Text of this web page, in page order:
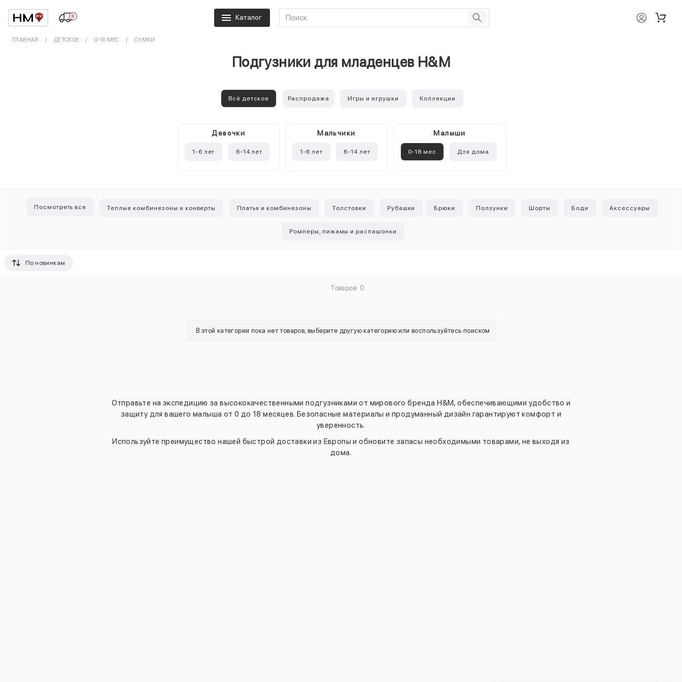
8 Каталог
ГЛАВНАЯ ДЕТСКОЕ 0-18 МЕС СУМКИ
Подгузники для младенцев H&M
Всё детское Распродажа Игры и игрушки Коллекции
Девочки
1-6 лет 6-14 лет
Mальчики
1-6 лет 6-14 лет
Малыши
0-18 мес Для дома
Посмотреть все Теплые комбинезоны и конверты Платья и комбинезоны Толстовки Рубашки Брюки Ползунки Шорты Боди Аксессуары
Ромперы, пижамы и распашонки
По новинкам
Товаров: 0
В этой категории пока нет товаров, выберите другую категорию или воспользуйтесь поиском
Отправьте на экспедицию за высококачественными подгузниками от мирового бренда H&M, обеспечивающими удобство и
защиту для вашего малыша от 0 до 18 месяцев. Безопасные материалы и продуманный дизайн гарантируют комфорт и
уверенность.
Используйте преимущество нашей быстрой доставки из Европы и обновите запасы необходимыми товарами, не выходя из
дома.